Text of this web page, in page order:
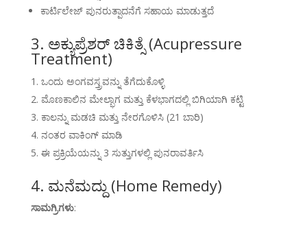
ಕಾರ್ಟಿಲೇಜ್ ಪುನರುತ್ಪಾದನೆಗೆ ಸಹಾಯ ಮಾಡುತ್ತದೆ
3. ಅಕ್ಯುಪ್ರೆಶರ್ ಚಿಕಿತ್ಸೆ (Acupressure
Treatment)
ಒಂದು ಅಂಗವಸ್ತ್ರವನ್ನು ತೆಗೆದುಕೊಳ್ಳಿ
ಮೊಣಕಾಲಿನ ಮೇಲ್ಭಾಗ ಮತ್ತು ಕೆಳಭಾಗದಲ್ಲಿ ಬಿಗಿಯಾಗಿ ಕಟ್ಟಿ
ಕಾಲನ್ನು ಮಡಚಿ ಮತ್ತು ನೇರಗೊಳಿಸಿ (21 ಬಾರಿ)
ನಂತರ ವಾಕಿಂಗ್ ಮಾಡಿ
ಈ ಪ್ರಕ್ರಿಯೆಯನ್ನು 3 ಸುತ್ತುಗಳಲ್ಲಿ ಪುನರಾವರ್ತಿಸಿ
4. ಮನೆಮದ್ದು (Home Remedy)
ಸಾಮಗ್ರಿಗಳು: